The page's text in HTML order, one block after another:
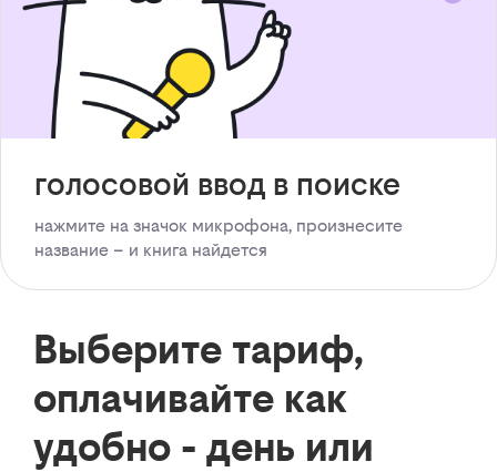
голосовой ввод в поиске
нажмите на значок микрофона, произнесите
название – и книга найдется
Выберите тариф,
оплачивайте как
удобно - день или